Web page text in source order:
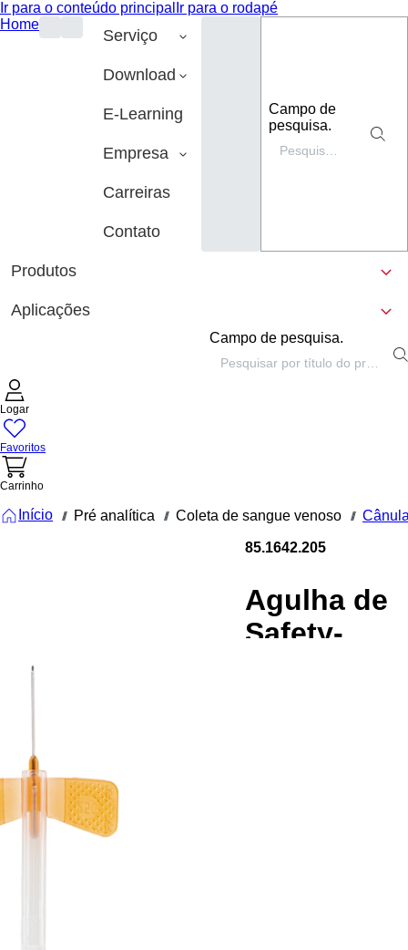
Ir para o conteúdo principal Ir para o rodapé
Home
Serviço
Download
E-Learning
Empresa
Carreiras
Contato
Campo de
pesquisa.
Produtos
Aplicações
Campo de pesquisa.
Logar
Favoritos
Carrinho
Início /// Pré analítica /// Coleta de sangue venoso ///
85.1642.205
Agulha de
Safety-